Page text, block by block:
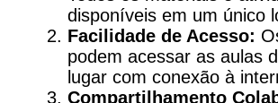
disponíveis em um único
Facilidade de Acesso:
podem acessar as aulas
lugar com conexão à
Compartilhamento